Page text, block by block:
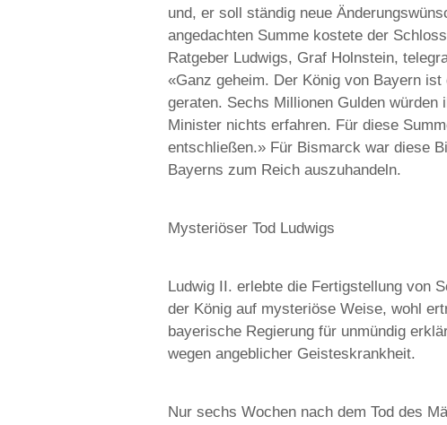
und, er soll ständig neue
angedachten Summe kostete der
Ratgeber Ludwigs, Graf Holnstein,
«Ganz geheim. Der König von Bayern
geraten. Sechs Millionen Gulden
Minister nichts erfahren. Für diese
entschließen.» Für Bismarck war diese
Bayerns zum Reich auszuhandeln.
Mysteriöser Tod Ludwigs
Ludwig II. erlebte die Fertigstellung von
der König auf mysteriöse Weise, wohl
bayerische Regierung für unmündig
wegen angeblicher Geisteskrankheit.
Nur sechs Wochen nach dem Tod des